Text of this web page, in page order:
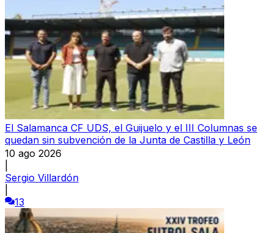
El Salamanca CF UDS, el Guijuelo y el III Columnas se
quedan sin subvención de la Junta de Castilla y León
10 ago 2026
Sergio Villardón
13